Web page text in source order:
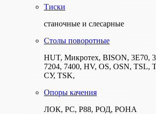
Тиски
станочные и слесарные
Столы поворотные
HUT, Микротех, BISON, 3Е70,
7204, 7400, HV, OS, OSN, TSL,
СУ, TSK,
Опоры качения
ЛОК, РС, Р88, РОД, РОНА